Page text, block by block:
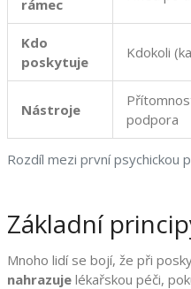
Rozdíl mezi první psychickou
rámec
Kdo
poskytuje
Kdokoli
Nástroje
podpora
Základní
Mnoho lidí se bojí, že při
nahrazuje lékařskou péči,